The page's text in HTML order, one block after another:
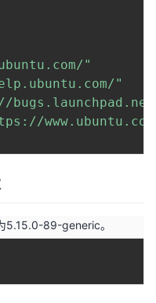
"
"
5.15.0-89-generic。